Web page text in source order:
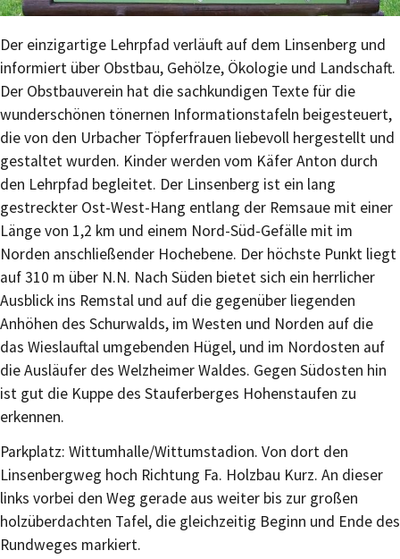
Der einzigartige Lehrpfad verläuft auf dem Linsenberg und
informiert über Obstbau, Gehölze, Ökologie und Landschaft.
Der Obstbauverein hat die sachkundigen Texte für die
wunderschönen tönernen Informationstafeln beigesteuert,
die von den Urbacher Töpferfrauen liebevoll hergestellt und
gestaltet wurden. Kinder werden vom Käfer Anton durch
den Lehrpfad begleitet. Der Linsenberg ist ein lang
gestreckter Ost-West-Hang entlang der Remsaue mit einer
Länge von 1,2 km und einem Nord-Süd-Gefälle mit im
Norden anschließender Hochebene. Der höchste Punkt liegt
auf 310 m über N.N. Nach Süden bietet sich ein herrlicher
Ausblick ins Remstal und auf die gegenüber liegenden
Anhöhen des Schurwalds, im Westen und Norden auf die
das Wieslauftal umgebenden Hügel, und im Nordosten auf
die Ausläufer des Welzheimer Waldes. Gegen Südosten hin
ist gut die Kuppe des Stauferberges Hohenstaufen zu
erkennen.
Parkplatz: Wittumhalle/Wittumstadion. Von dort den
Linsenbergweg hoch Richtung Fa. Holzbau Kurz. An dieser
links vorbei den Weg gerade aus weiter bis zur großen
holzüberdachten Tafel, die gleichzeitig Beginn und Ende des
Rundweges markiert.